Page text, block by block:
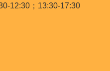
12:30；13:30-17:30